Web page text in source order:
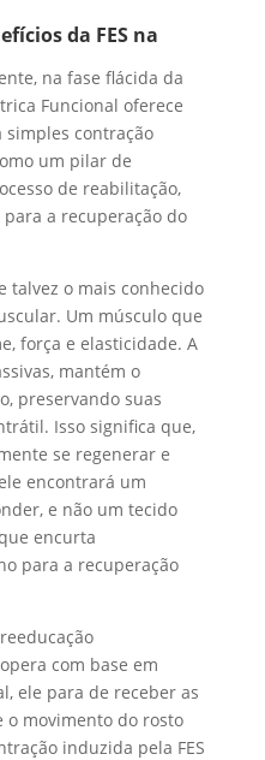
da FES na
na fase flácida da
Funcional oferece
simples contração
um pilar de
de reabilitação,
a recuperação do
talvez o mais conhecido
Um músculo que
força e elasticidade. A
mantém o
preservando suas
Isso significa que,
se regenerar e
encontrará um
e não um tecido
encurta
para a recuperação
com base em
ele para de receber as
o movimento do rosto
induzida pela FES